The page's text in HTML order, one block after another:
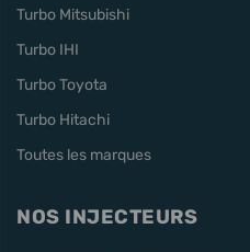
Turbo Mitsubishi
Turbo IHI
Turbo Toyota
Turbo Hitachi
Toutes les marques
NOS INJECTEURS